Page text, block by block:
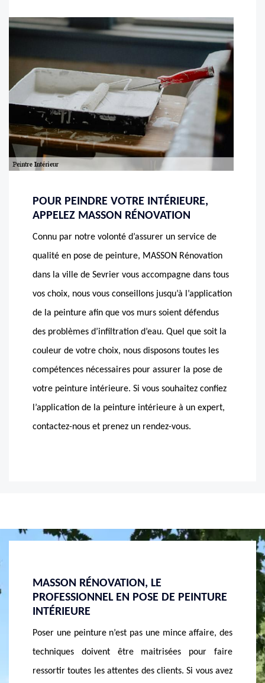
POUR PEINDRE VOTRE INTÉRIEURE,
APPELEZ MASSON RÉNOVATION
Connu par notre volonté d’assurer un service de
qualité en pose de peinture, MASSON Rénovation
dans la ville de Sevrier vous accompagne dans tous
vos choix, nous vous conseillons jusqu’à l’application
de la peinture afin que vos murs soient défendus
des problèmes d’infiltration d’eau. Quel que soit la
couleur de votre choix, nous disposons toutes les
compétences nécessaires pour assurer la pose de
votre peinture intérieure. Si vous souhaitez confiez
l’application de la peinture intérieure à un expert,
contactez-nous et prenez un rendez-vous.
affaire, des
pour faire
vous avez
RÉNOVEZ LA PEINTURE DE VOTRE
INTÉRIEURE AVEC MASSON
RÉNOVATION, LE PEINTRE
PROFESSIONNEL
La peinture de votre intérieure est-elle abîmée ?
n’attendez pas longtemps pour la rénover. En effet,
SI